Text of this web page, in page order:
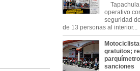
operativo
seguridad
de 13 personas al interior...
gratuitos;
sanciones